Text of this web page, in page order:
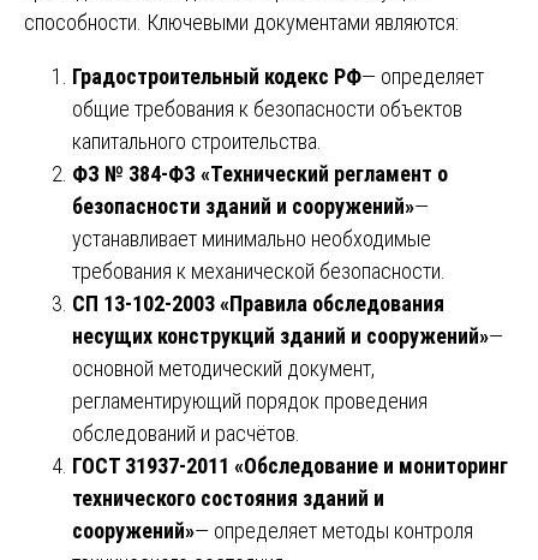
способности. Ключевыми документами являются:
Градостроительный кодекс РФ— определяет
общие требования к безопасности объектов
капитального строительства.
ФЗ № 384-ФЗ «Технический регламент о
безопасности зданий и сооружений»—
устанавливает минимально необходимые
требования к механической безопасности.
СП 13-102-2003 «Правила обследования
несущих конструкций зданий и сооружений»—
основной методический документ,
регламентирующий порядок проведения
обследований и расчётов.
ГОСТ 31937-2011 «Обследование и мониторинг
технического состояния зданий и
сооружений»— определяет методы контроля